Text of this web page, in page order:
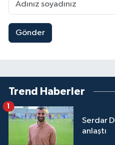
Gönder
Trend Haberler
Serdar
anlaştı
1